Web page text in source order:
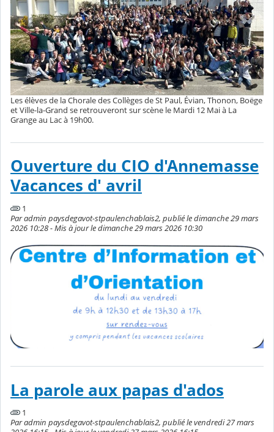
Les élèves de la Chorale des Collèges de St Paul, Évian, Thonon, Boëge
et Ville-la-Grand se retrouveront sur scène le Mardi 12 Mai à La
Grange au Lac à 19h00.
Ouverture du CIO d'Annemasse
Vacances d' avril
1
Par admin paysdegavot-stpaulenchablais2, publié le dimanche 29 mars
2026 10:28 - Mis à jour le dimanche 29 mars 2026 10:30
La parole aux papas d'ados
1
Par admin paysdegavot-stpaulenchablais2, publié le vendredi 27 mars